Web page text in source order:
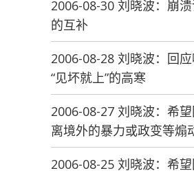
2006-08-30 刘晓波：崩
的互补
2006-08-28 刘晓波：回
“见坏就上”的高寒
2006-08-27 刘晓波：希
离境外的暴力或政变等煽
2006-08-25 刘晓波：希